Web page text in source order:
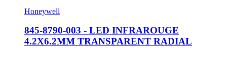
Honeywell
845-8790-003 - LED INFRAROUGE
4.2X6.2MM TRANSPARENT RADIAL